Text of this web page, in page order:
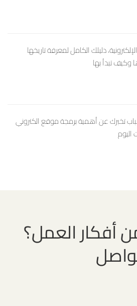
دليلك الكامل لمعرفة تاريخها
وكيف تبدأ بها
تخبرك عن أهمية برمجة موقع الكتروني
اليوم
أفكار العمل؟